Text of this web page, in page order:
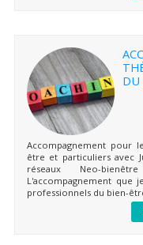
DU
Accompagnement pour
être et particuliers avec
réseaux Neo-
L'accompagnement que
professionnels du bien-